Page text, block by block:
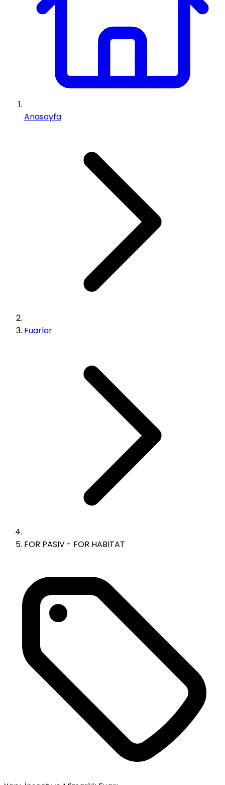
Anasayfa
Fuarlar
FOR PASIV - FOR HABITAT